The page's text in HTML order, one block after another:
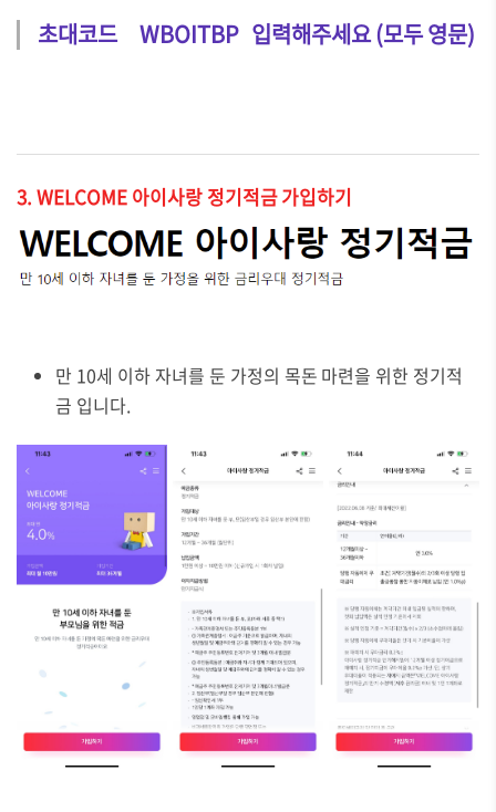
초대코드 WBOITBP 입력해주세요 (모두 영문)
3. WELCOME 아이사랑 정기적금 가입하기
만 10세 이하 자녀를 둔 가정의 목돈 마련을 위한 정기적
금 입니다.